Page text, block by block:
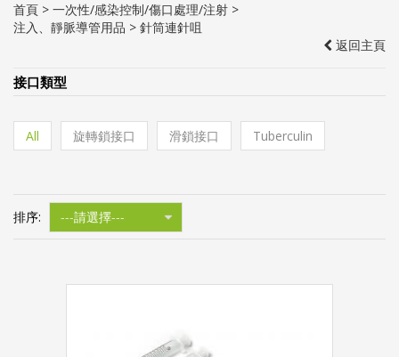
首頁 > 一次性/感染控制/傷口處理/注射 >
注入、靜脈導管用品 > 針筒連針咀
返回主頁
接口類型
All 旋轉鎖接口 滑鎖接口 Tuberculin
排序: